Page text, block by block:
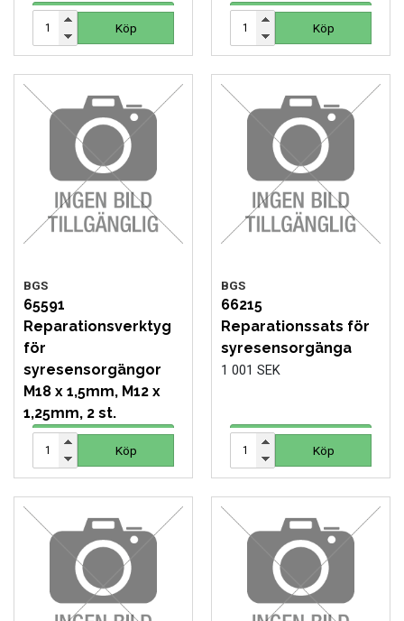
899 SEK
Köp Köp
BGS
65591
Reparationsverktyg
för
syresensorgängor
M18 x 1,5mm, M12 x
1,25mm, 2 st.
239 SEK
Köp
BGS
66215
Reparationssats för
syresensorgänga
1 001 SEK
Köp